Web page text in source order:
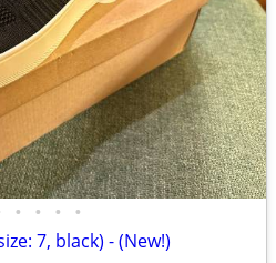
• • • •
7, black) - (New!)